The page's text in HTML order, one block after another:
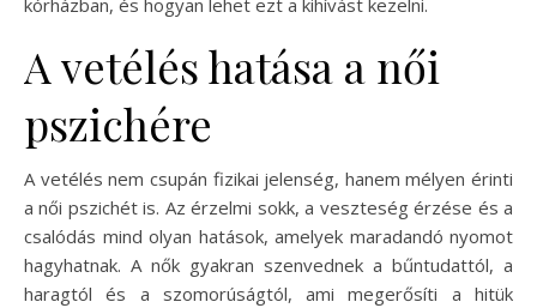
A vetélés hatása a női
pszichére
A vetélés nem csupán fizikai jelenség, hanem mélyen érinti
a női pszichét is. Az érzelmi sokk, a veszteség érzése és a
csalódás mind olyan hatások, amelyek maradandó nyomot
hagyhatnak. A nők gyakran szenvednek a bűntudattól, a
haragtól és a szomorúságtól, ami megerősíti a hitük